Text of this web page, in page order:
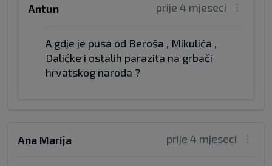
prije 4 mjeseci
Antun
A gdje je pusa od Beroša , Mikulića ,
Dalićke i ostalih parazita na grbači
hrvatskog naroda ?
prije 4 mjeseci
Ana Marija